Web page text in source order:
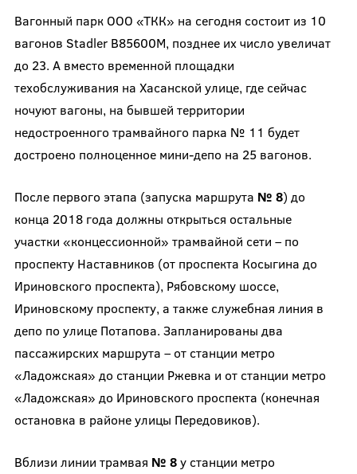
Вагонный парк ООО «ТКК» на сегодня состоит из 10
вагонов Stadler B85600M, позднее их число увеличат
до 23. А вместо временной площадки
техобслуживания на Хасанской улице, где сейчас
ночуют вагоны, на бывшей территории
недостроенного трамвайного парка № 11 будет
достроено полноценное мини-депо на 25 вагонов.
После первого этапа (запуска маршрута № 8) до
конца 2018 года должны открыться остальные
участки «концессионной» трамвайной сети – по
проспекту Наставников (от проспекта Косыгина до
Ириновского проспекта), Рябовскому шоссе,
Ириновскому проспекту, а также служебная линия в
депо по улице Потапова. Запланированы два
пассажирских маршрута – от станции метро
«Ладожская» до станции Ржевка и от станции метро
«Ладожская» до Ириновского проспекта (конечная
остановка в районе улицы Передовиков).
Вблизи линии трамвая № 8у станции метро